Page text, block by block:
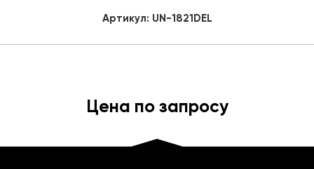
Артикул: UN-1821DEL
Цена по запросу